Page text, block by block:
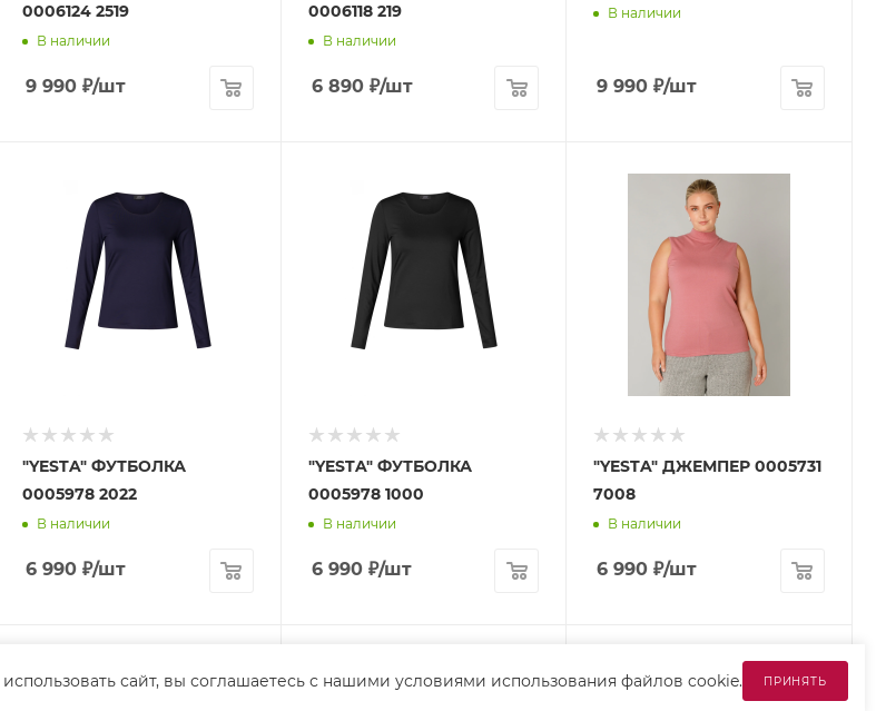
0006124 2519
В наличии
9 990 ₽/шт
0006118 219
В наличии
6 890₽/шт
В наличии
9 990 ₽/шт
"YESTA" ФУТБОЛКА
0005978 2022
В наличии
6 990 ₽/шт
"YESTA" ФУТБОЛКА
0005978 1000
В наличии
6 990₽/шт
"YESTA" ДЖЕМПЕР 0005731
7008
В наличии
6 990 ₽/шт
сайт, вы соглашаетесь с нашими условиями использования файлов cookie. ПРИНЯТЬ